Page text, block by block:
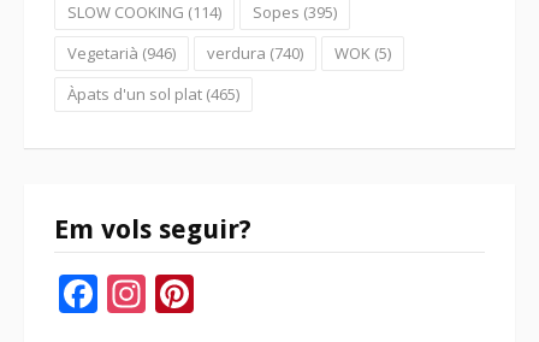
SLOW COOKING (114) Sopes (395)
Vegetarià (946) verdura (740) WOK (5)
Àpats d'un sol plat (465)
Em vols seguir?
Facebook
Instagram